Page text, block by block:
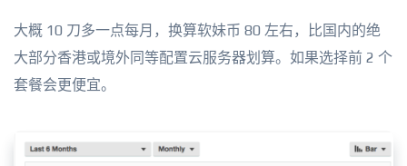
大概 10 刀多一点每月，换算软妹币 80 左右，比国内的绝
大部分香港或境外同等配置云服务器划算。如果选择前 2 个
套餐会更便宜。